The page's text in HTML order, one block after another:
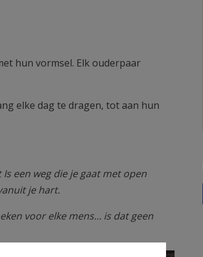
hun vormsel. Elk ouderpaar
elke dag te dragen, tot aan hun
een weg die je gaat met open
je hart.
voor elke mens… is dat geen